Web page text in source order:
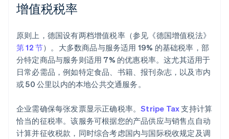
增值税税率
原则上，德国设有两档增值税率（参见《德国增值税法》
第 12 节）。大多数商品与服务适用 19% 的基础税率，部
分特定商品与服务则适用 7% 的优惠税率。这尤其适用于
日常必需品，例如特定食品、书籍、报刊杂志，以及市内
或 50 公里以内的本地公共交通服务。
企业需确保每张发票显示正确税率。Stripe Tax支持计算
恰当的征税率。该服务可根据您的产品供应与销售点自动
计算并征收税款，同时综合考虑国内与国际税收规定及调